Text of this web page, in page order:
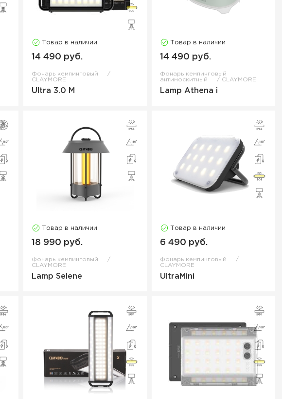
Товар в наличии
14 490 руб.
Фонарь кемпинговый
CLAYMORE
Ultra 3.0 M
Товар в наличии
14 490 руб.
Фонарь кемпинговый
антимоскитный
CLAYMORE
Lamp Athena i
Товар в наличии
18 990 руб.
Фонарь кемпинговый
CLAYMORE
Lamp Selene
Товар в наличии
6 490 руб.
Фонарь кемпинговый
CLAYMORE
UltraMini